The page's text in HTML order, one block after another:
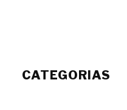
CATEGORIAS